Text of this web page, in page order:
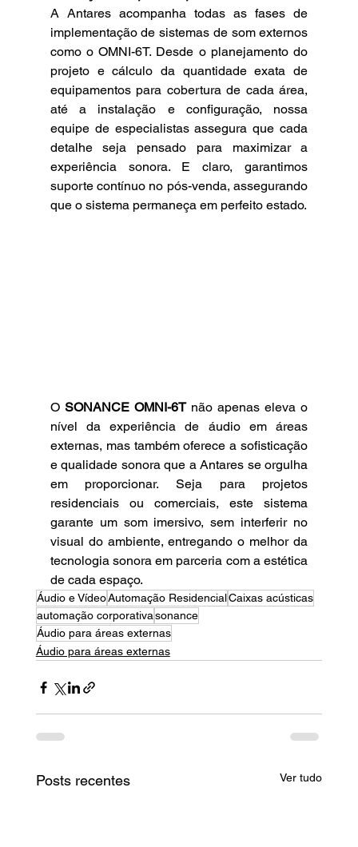
A Antares acompanha todas as fases de
implementação de sistemas de som externos
como o OMNI-6T. Desde o planejamento do
projeto e cálculo da quantidade exata de
equipamentos para cobertura de cada área,
até a instalação e configuração, nossa
equipe de especialistas assegura que cada
detalhe seja pensado para maximizar a
experiência sonora. E claro, garantimos
suporte contínuo no pós-venda, assegurando
que o sistema permaneça em perfeito estado.
O SONANCE OMNI-6T não apenas eleva o
nível da experiência de áudio em áreas
externas, mas também oferece a sofisticação
e qualidade sonora que a Antares se orgulha
em proporcionar. Seja para projetos
residenciais ou comerciais, este sistema
garante um som imersivo, sem interferir no
visual do ambiente, entregando o melhor da
tecnologia sonora em parceria com a estética
de cada espaço.
Áudio e VídeoAutomação ResidencialCaixas acústicas
automação corporativasonance
Áudio para áreas externas
Áudio para áreas externas
Posts recentes Ver tudo